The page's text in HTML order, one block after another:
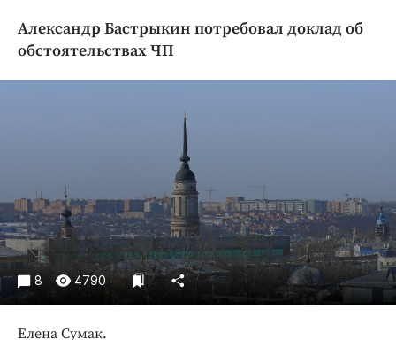
Культура
Происшествия
Спорт
Экономика и бизнес
ПРОЕКТЫ
Александр Бастрыкин потребовал доклад об
обстоятельствах ЧП
8 4790
Елена Сумак.